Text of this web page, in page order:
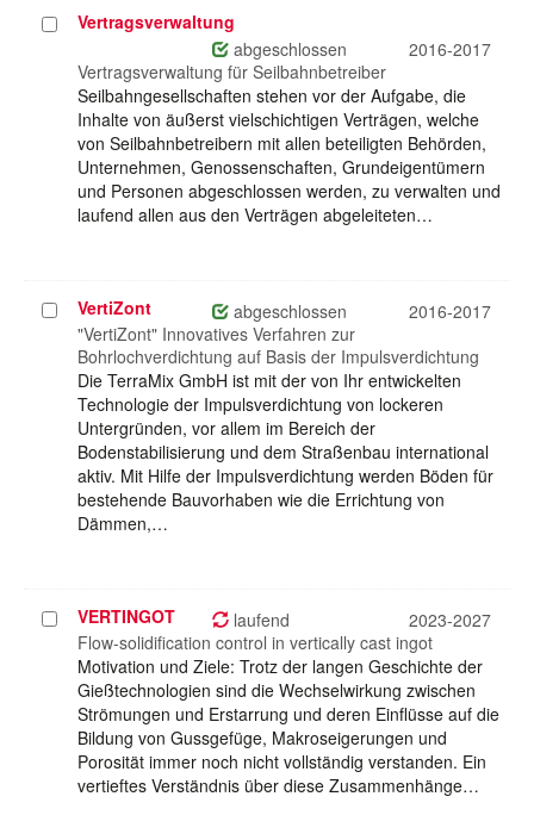
ProjektVertragsverwaltung
abgeschlossen
2016-2017
Vertragsverwaltung für Seilbahnbetreiber
Seilbahngesellschaften stehen vor der Aufgabe, die
Inhalte von äußerst vielschichtigen Verträgen, welche
von Seilbahnbetreibern mit allen beteiligten Behörden,
Unternehmen, Genossenschaften, Grundeigentümern
und Personen abgeschlossen werden, zu verwalten und
laufend allen aus den Verträgen abgeleiteten…
Projekt
auswählen
VertiZont abgeschlossen
2016-2017
"VertiZont" Innovatives Verfahren zur
Bohrlochverdichtung auf Basis der Impulsverdichtung
Die TerraMix GmbH ist mit der von Ihr entwickelten
Technologie der Impulsverdichtung von lockeren
Untergründen, vor allem im Bereich der
Bodenstabilisierung und dem Straßenbau international
aktiv. Mit Hilfe der Impulsverdichtung werden Böden für
bestehende Bauvorhaben wie die Errichtung von
Dämmen,…
Projekt
auswählen
VERTINGOT laufend
2023-2027
Flow-solidification control in vertically cast ingot
Motivation und Ziele: Trotz der langen Geschichte der
Gießtechnologien sind die Wechselwirkung zwischen
Strömungen und Erstarrung und deren Einflüsse auf die
Bildung von Gussgefüge, Makroseigerungen und
Porosität immer noch nicht vollständig verstanden. Ein
vertieftes Verständnis über diese Zusammenhänge…